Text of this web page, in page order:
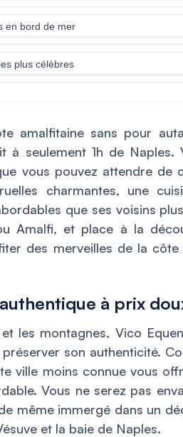
en bord de mer
plus célèbres
amalfitaine sans pour
seulement 1h de Naples.
vous pouvez attendre de
charmantes, une
que ses voisins
Amalfi, et place à la
des merveilles de la côte
à prix
les montagnes, Vico
son authenticité.
ville moins connue vous
Vous ne serez pas
même immergé dans un
et la baie de Naples.